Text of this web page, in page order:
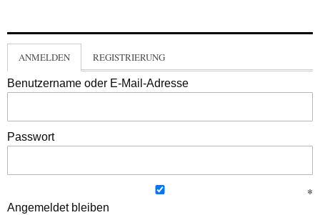
ANMELDEN REGISTRIERUNG
Benutzername oder E-Mail-Adresse
Passwort
Angemeldet bleiben